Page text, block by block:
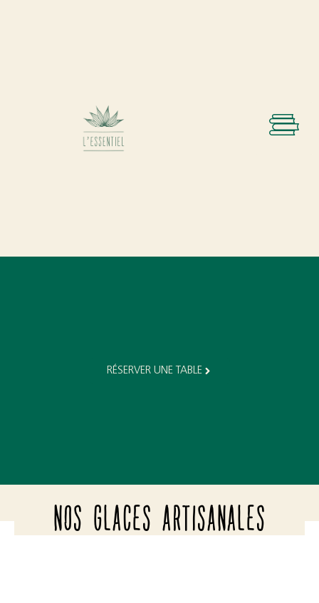
RÉSERVER UNE TABLE
NOS GLACES ARTISANALES